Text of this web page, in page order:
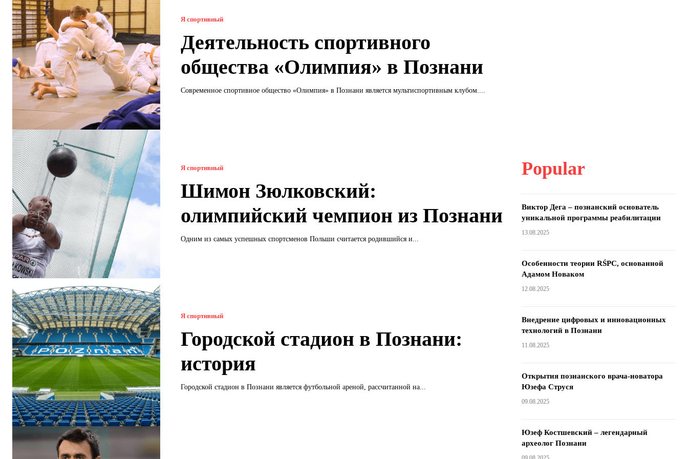
Я спортивный
Деятельность спортивного
общества «Олимпия» в Познани
Современное спортивное общество «Олимпия» в Познани является мультиспортивным клубом....
Я спортивный
Шимон Зюлковский:
олимпийский чемпион из Познани
Одним из самых успешных спортсменов Польши считается родившийся и...
Я спортивный
Городской стадион в Познани:
история
Городской стадион в Познани является футбольной ареной, рассчитанной на...
Popular
Виктор Дега – познанский основатель
уникальной программы реабилитации
13.08.2025
Особенности теории RŚPC, основанной
Адамом Новаком
12.08.2025
Внедрение цифровых и инновационных
технологий в Познани
11.08.2025
Открытия познанского врача-новатора
Юзефа Струся
09.08.2025
Юзеф Костшевский – легендарный
археолог Познани